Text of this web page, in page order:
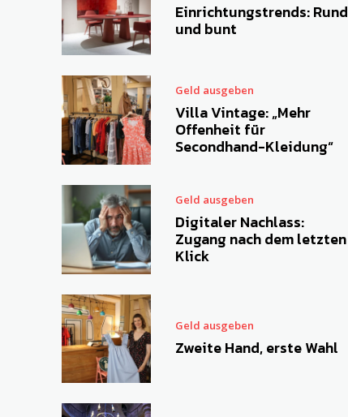
Einrichtungstrends: Rund
und bunt
Geld ausgeben
Villa Vintage: „Mehr
Offenheit für
Secondhand-Kleidung“
Geld ausgeben
Digitaler Nachlass:
Zugang nach dem letzten
Klick
Geld ausgeben
Zweite Hand, erste Wahl